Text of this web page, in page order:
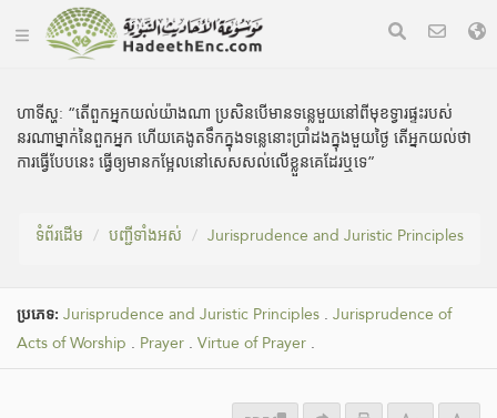
ហាទីស្ហ: “តើពួកអ្នកយល់យ៉ាងណា ប្រសិនបើមានទន្លេមួយនៅពីមុខទ្វារផ្ទះរបស់
នរណាម្នាក់នៃពួកអ្នក ហើយគេងូតទឹកក្នុងទន្លេនោះប្រាំដងក្នុងមួយថ្ងៃ តើអ្នកយល់ថា
ការធ្វើបែបនេះ ធ្វើឲ្យមានកម្អែលនៅសេសសល់លើខ្លួនគេដែរឬទេ”
ទំព័រ​ដេីម បញ្ជីទាំងអស់ Jurisprudence and Juristic Principles
ប្រភេទ: Jurisprudence and Juristic Principles . Jurisprudence of
Acts of Worship . Prayer . Virtue of Prayer .